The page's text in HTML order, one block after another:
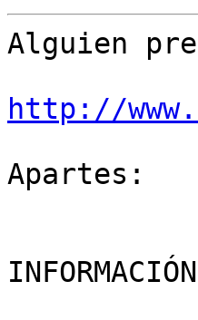
Alguien
http://
Apartes: